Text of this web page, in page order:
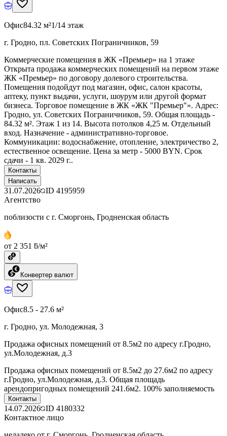
Офис84.32 м²1/14 этаж
г. Гродно, пл. Советских Пограничников, 59
Коммерческие помещения в ЖК «Премьер» на 1 этаже
Открыта продажа коммерческих помещений на первом этаже
ЖК «Премьер» по договору долевого строительства.
Помещения подойдут под магазин, офис, салон красоты,
аптеку, пункт выдачи, услуги, шоурум или другой формат
бизнеса. Торговое помещение в ЖК «ЖК "Премьер"». Адрес:
Гродно, ул. Советских Пограничников, 59. Общая площадь -
84.32 м². Этаж 1 из 14. Высота потолков 4,25 м. Отдельный
вход. Назначение - административно-торговое.
Коммуникации: водоснабжение, отопление, электричество 2,
естественное освещение. Цена за метр - 5000 BYN. Срок
сдачи - 1 кв. 2029 г..
Контакты
Написать
31.07.2026 ID 4195959
Агентство
поблизости с г. Сморгонь, Гродненская область
от 2 351 ƃ/м²
Конвертер валют
Офис8.5 - 27.6 м²
г. Гродно, ул. Молодежная, 3
Продажа офисных помещений от 8.5м2 по адресу г.Гродно,
ул.Молодежная, д.3
Продажа офисных помещений от 8.5м2 до 27.6м2 по адресу
г.Гродно, ул.Молодежная, д.3. Общая площадь
арендопригодных помещений 241.6м2. 100% заполняемость
Контакты
14.07.2026 ID 4180332
Контактное лицо